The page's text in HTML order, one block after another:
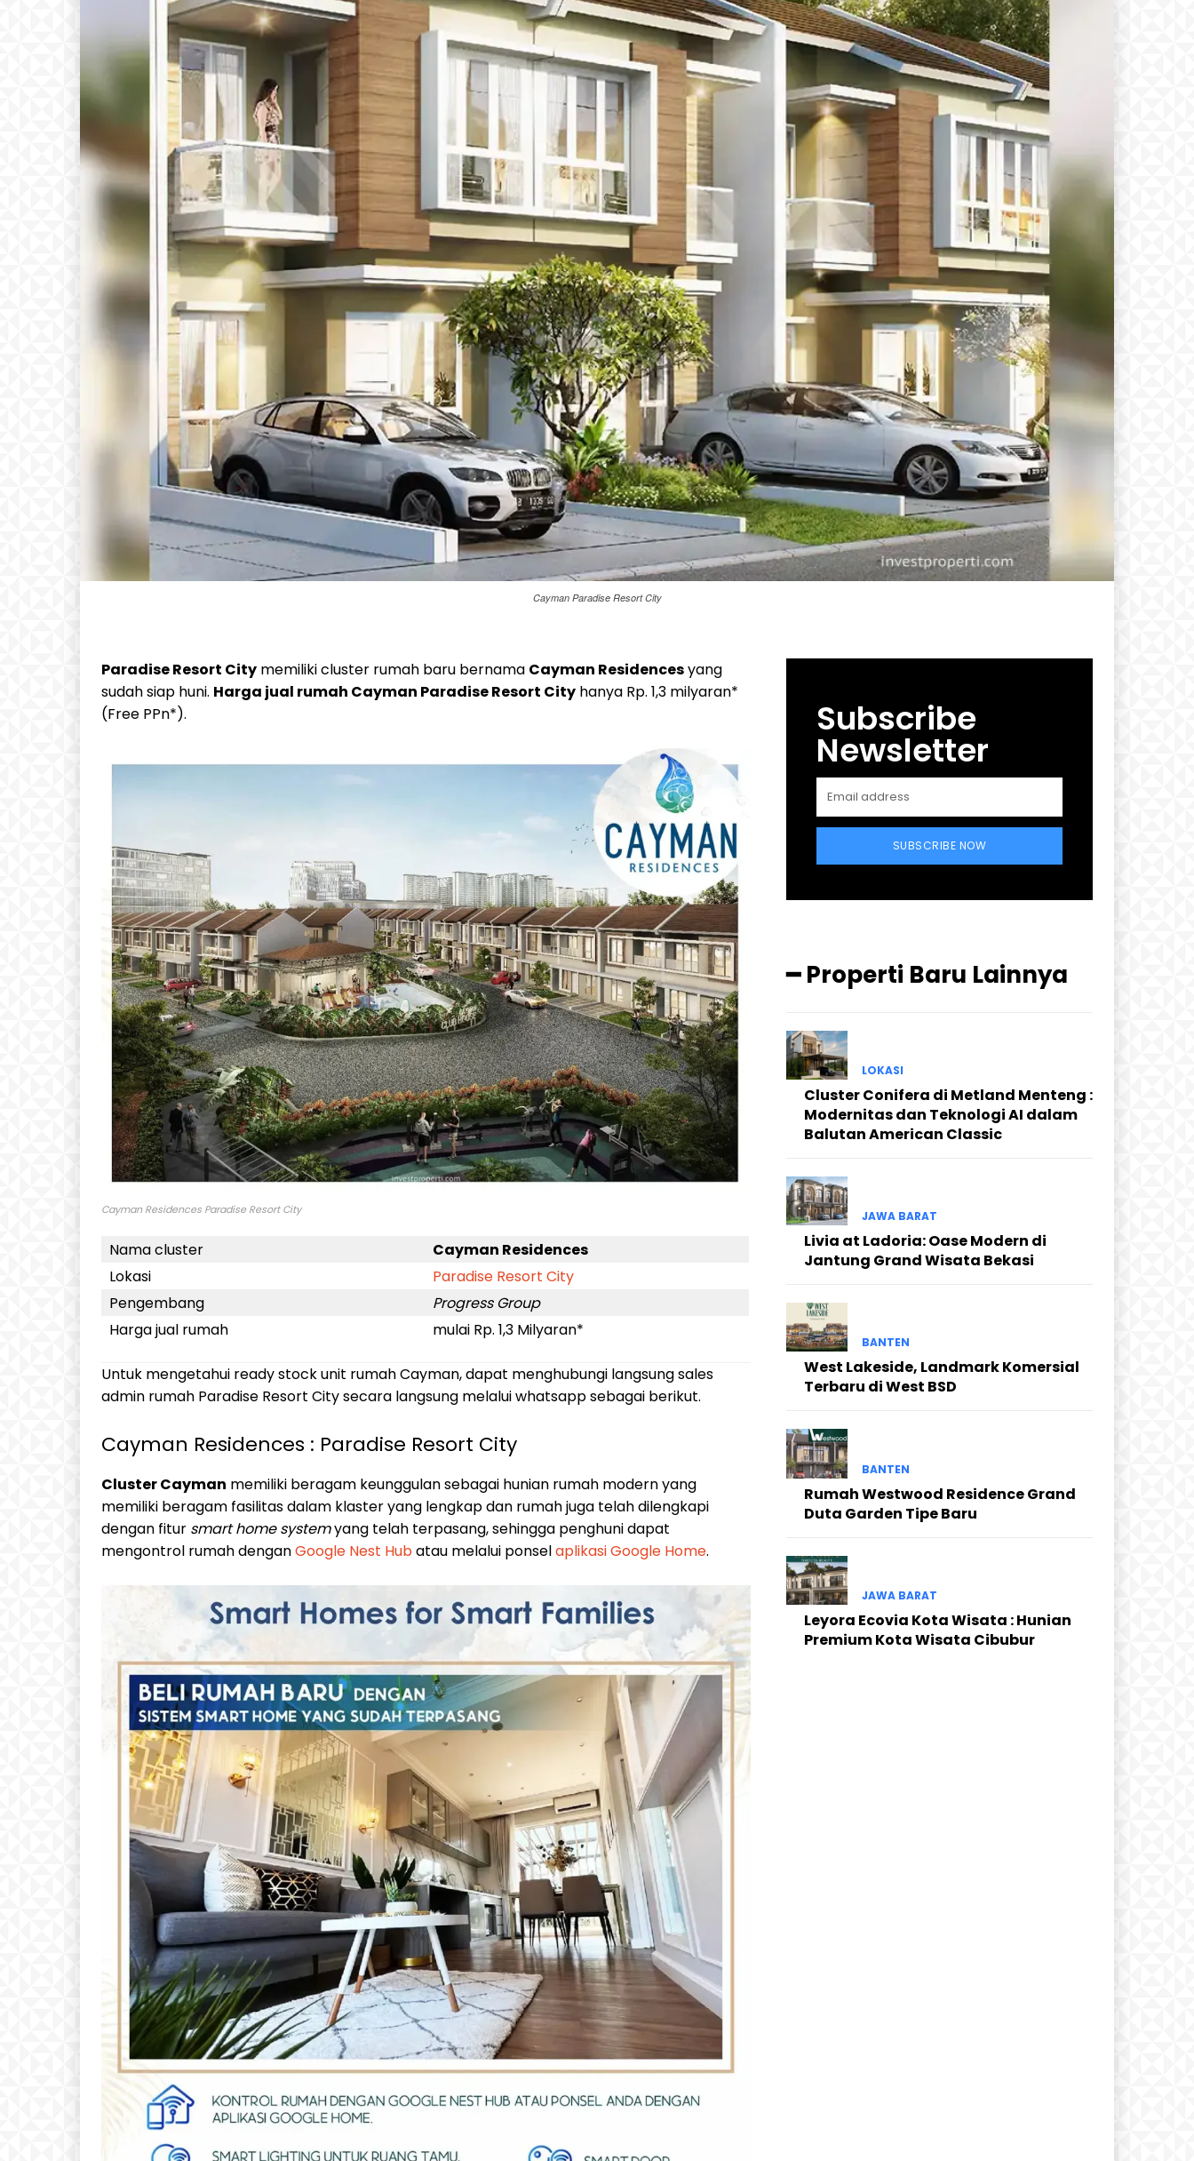
Cayman Paradise Resort City
Paradise Resort City memiliki cluster rumah baru bernama Cayman Residencesyang
sudah siap huni. Harga jual rumah Cayman Paradise Resort City hanya Rp. 1,3 milyaran*
(Free PPn*).
Cayman Residences Paradise Resort City
Nama cluster
Cayman Residences
Lokasi
Paradise Resort City
Pengembang
Progress Group
Harga jual rumah
mulai Rp. 1,3 Milyaran*
Untuk mengetahui ready stock unit rumah Cayman, dapat menghubungi langsung sales
admin rumah Paradise Resort City secara langsung melalui whatsapp sebagai berikut.
Cayman Residences : Paradise Resort City
Cluster Cayman memiliki beragam keunggulan sebagai hunian rumah modern yang
memiliki beragam fasilitas dalam klaster yang lengkap dan rumah juga telah dilengkapi
dengan fitur smart home systemyang telah terpasang, sehingga penghuni dapat
mengontrol rumah denganGoogle Nest Hubatau melalui ponselaplikasi Google Home.
Subscribe
Newsletter
SUBSCRIBE NOW
━ Properti Baru Lainnya
LOKASI
Cluster Conifera di Metland Menteng :
Modernitas dan Teknologi AI dalam
Balutan American Classic
JAWA BARAT
Livia at Ladoria: Oase Modern di
Jantung Grand Wisata Bekasi
BANTEN
West Lakeside, Landmark Komersial
Terbaru di West BSD
BANTEN
Rumah Westwood Residence Grand
Duta Garden Tipe Baru
JAWA BARAT
Leyora Ecovia Kota Wisata : Hunian
Premium Kota Wisata Cibubur